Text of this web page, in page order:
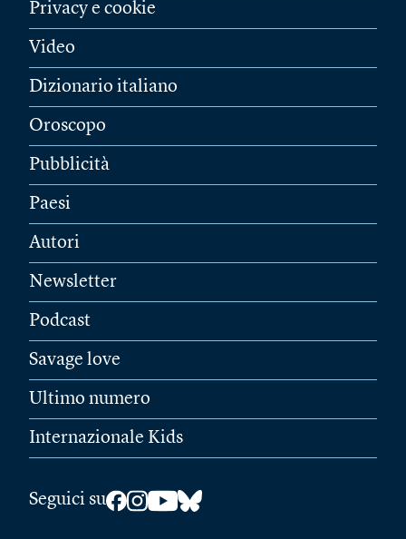
Privacy e cookie
Video
Dizionario italiano
Oroscopo
Pubblicità
Paesi
Autori
Newsletter
Podcast
Savage love
Ultimo numero
Internazionale Kids
Seguici su